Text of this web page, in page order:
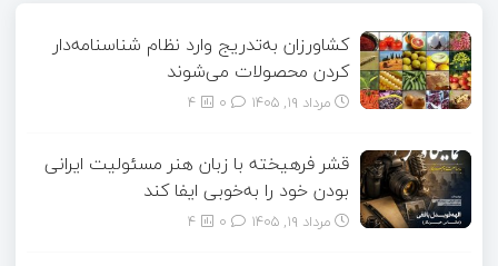
5
کشاورزان به‌تدریج وارد نظام شناسنامه‌دار
کردن محصولات می‌شوند
مرداد ۱۹, ۱۴۰۵ 4
قشر فرهیخته با زبان هنر مسئولیت ایرانی
بودن خود را به‌خوبی ایفا کند
مرداد ۱۹, ۱۴۰۵ 4